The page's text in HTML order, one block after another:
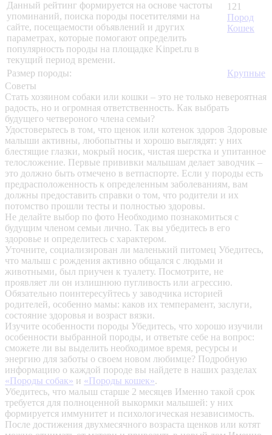
Данный рейтинг формируется на основе частоты
упоминаний, поиска породы посетителями на
сайте, посещаемости объявлений и других
параметрах, которые помогают определить
популярность породы на площадке Kinpet.ru в
текущий период времени.
121
Пород
Кошек
Размер породы:
Крупные
Советы
Стать хозяином собаки или кошки – это не только невероятная
радость, но и огромная ответственность. Как выбрать
будущего четвероного члена семьи?
Удостоверьтесь в том, что щенок или котенок здоров Здоровые
малыши активны, любопытны и хорошо выглядят: у них
блестящие глазки, мокрый носик, чистая шерстка и упитанное
телосложение. Первые прививки малышам делает заводчик –
это должно быть отмечено в ветпаспорте. Если у породы есть
предрасположенность к определенным заболеваниям, вам
должны предоставить справки о том, что родители и их
потомство прошли тесты и полностью здоровы.
Не делайте выбор по фото Необходимо познакомиться с
будущим членом семьи лично. Так вы убедитесь в его
здоровье и определитесь с характером.
Уточните, социализирован ли маленький питомец Убедитесь,
что малыш с рождения активно общался с людьми и
животными, был приучен к туалету. Посмотрите, не
проявляет ли он излишнюю пугливость или агрессию.
Обязательно поинтересуйтесь у заводчика историей
родителей, особенно мамы: каков их темперамент, заслуги,
состояние здоровья и возраст вязки.
Изучите особенности породы Убедитесь, что хорошо изучили
особенности выбранной породы, и ответьте себе на вопрос:
сможете ли вы выделить необходимое время, ресурсы и
энергию для заботы о своем новом любимце? Подробную
информацию о каждой породе вы найдете в наших разделах
«Породы собак» и «Породы кошек».
Убедитесь, что малыш старше 2 месяцев Именно такой срок
требуется для полноценной выкормки малышей: у них
формируется иммунитет и психологическая независимость.
После достижения двухмесячного возраста щенков или котят